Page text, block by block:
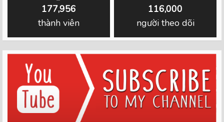
177,956
thành viên
116,000
người theo dõi